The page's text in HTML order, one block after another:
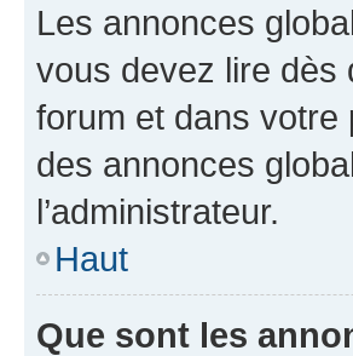
Les annonces
vous devez lire dès
forum et dans votre
des annonces
l’administrateur.
Haut
Que sont les